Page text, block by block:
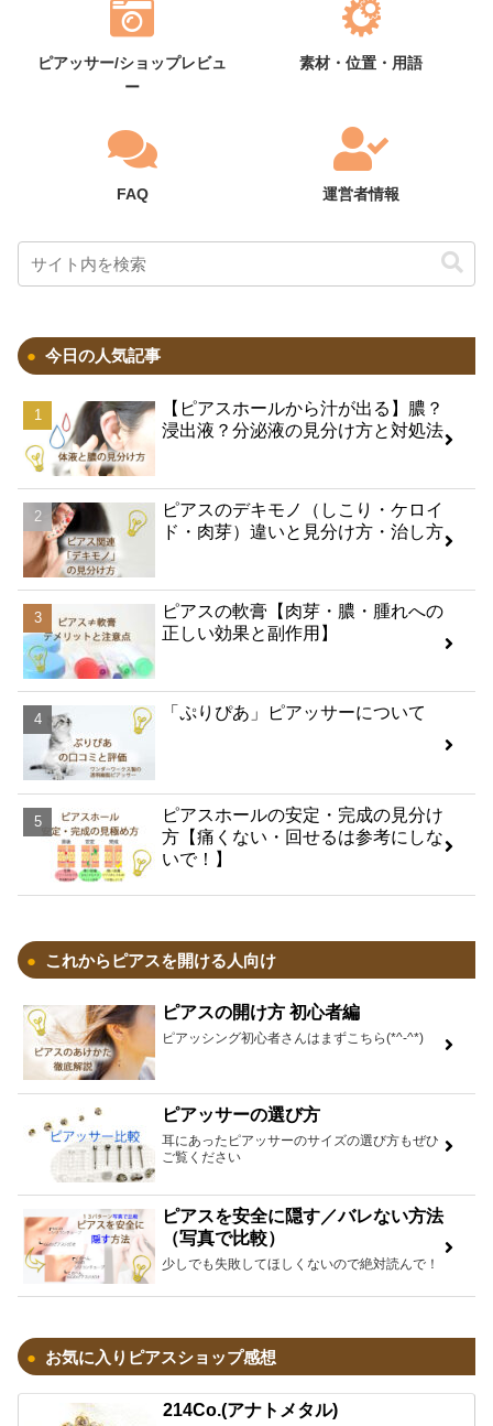
ピアッサー/ショップレビュ
ー
素材・位置・用語
FAQ 運営者情報
今日の人気記事
【ピアスホールから汁が出る】膿？
浸出液？分泌液の見分け方と対処法
ピアスのデキモノ（しこり・ケロイ
ド・肉芽）違いと見分け方・治し方
​ピアスの軟膏【肉芽・膿・腫れへの
正しい効果と副作用】
「ぷりぴあ」ピアッサーについて
ピアスホールの安定・完成の見分け
方【痛くない・回せるは参考にしな
いで！】
これからピアスを開ける人向け
ピアスの開け方 初心者編
ピアッシング初心者さんはまずこちら(*^-^*)
ピアッサーの選び方
耳にあったピアッサーのサイズの選び方もぜひ
ご覧ください
ピアスを安全に隠す／バレない方法
（写真で比較）
少しでも失敗してほしくないので絶対読んで！
お気に入りピアスショップ感想
214Co.(アナトメタル)